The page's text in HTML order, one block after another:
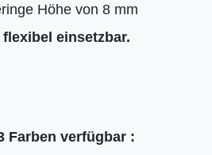
Höhe von 8 mm
einsetzbar.
Farben verfügbar :